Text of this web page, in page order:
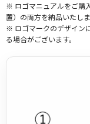
※ ロゴマニュアルをご購
置）の両方を納品いたしま
※ ロゴマークのデザイン
る場合がございます。